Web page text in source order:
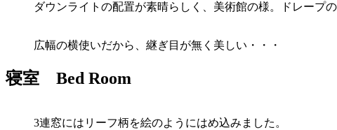
ダウンライトの配置が素晴らしく、美術館の様。ドレープ
広幅の横使いだから、継ぎ目が無く美しい・・・
寝室 Bed Room
3連窓にはリーフ柄を絵のようにはめ込みました。